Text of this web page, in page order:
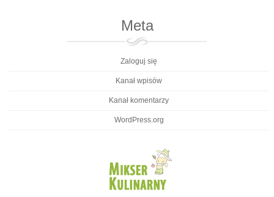
Meta
Zaloguj się
Kanał wpisów
Kanał komentarzy
WordPress.org